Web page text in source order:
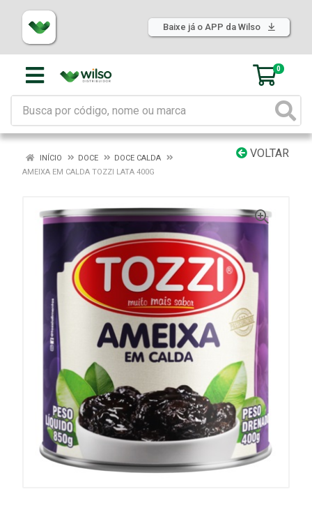
Baixe já o APP da Wilso
0
VOLTAR
INÍCIO DOCE
DOCE CALDA
AMEIXA EM CALDA TOZZI LATA 400G